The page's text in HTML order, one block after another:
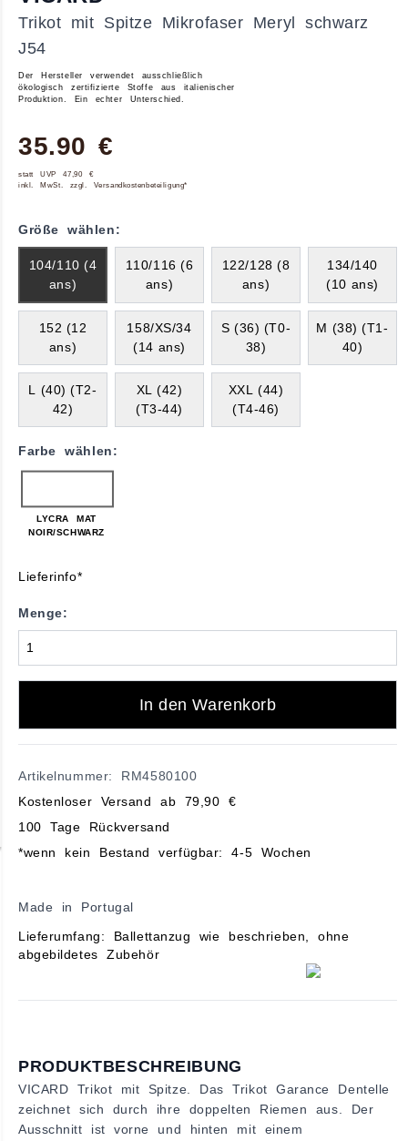
Trikot mit Spitze Mikrofaser Meryl schwarz
J54
Der Hersteller verwendet ausschließlich
ökologisch zertifizierte Stoffe aus italienischer
Produktion.
Ein echter Unterschied.
35.90 €
statt UVP 47,90 €
inkl. MwSt. zzgl. Versandkostenbeteiligung*
Größe wählen:
104/110 (4
ans)
110/116 (6
ans)
122/128 (8
ans)
134/140
(10 ans)
152 (12
ans)
158/XS/34
(14 ans)
S (36) (T0-
38)
M (38) (T1-
40)
L (40) (T2-
42)
XL (42)
(T3-44)
XXL (44)
(T4-46)
Farbe wählen:
LYCRA MAT
NOIR/SCHWARZ
Lieferinfo*
Menge:
In den Warenkorb
Artikelnummer: RM4580100
Kostenloser Versand ab 79,90 €
100 Tage Rückversand
*wenn kein Bestand verfügbar: 4-5 Wochen
Made in Portugal
Lieferumfang: Ballettanzug wie beschrieben, ohne
abgebildetes Zubehör
PRODUKTBESCHREIBUNG
VICARD Trikot mit Spitze. Das Trikot Garance Dentelle
zeichnet sich durch ihre doppelten Riemen aus. Der
Ausschnitt ist vorne und hinten mit einem